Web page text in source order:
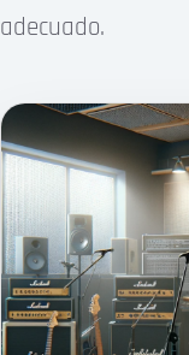
adecuado.